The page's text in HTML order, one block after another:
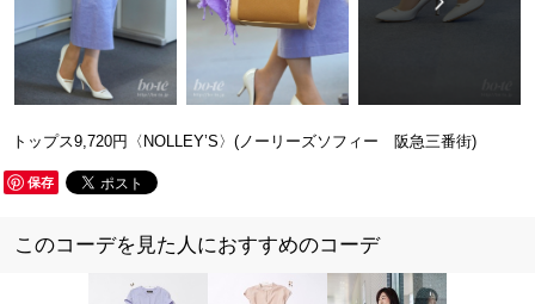
トップス9,720円〈NOLLEY’S〉(ノーリーズソフィー 阪急三番街)
保存
このコーデを見た人におすすめのコーデ